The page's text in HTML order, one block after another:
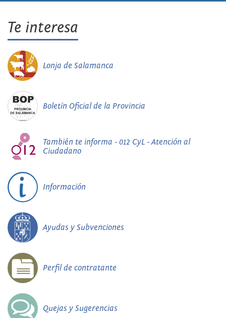
Te interesa
Lonja de Salamanca
Boletín Oficial de la Provincia
También te informa - 012 CyL - Atención al
Ciudadano
Información
Ayudas y Subvenciones
Perfil de contratante
Quejas y Sugerencias